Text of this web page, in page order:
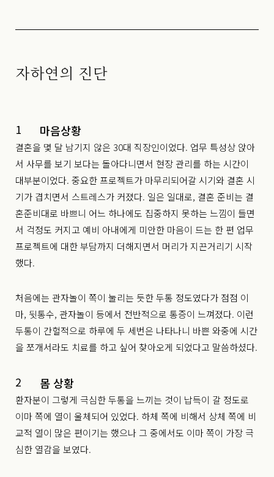
자하연의 진단
1 마음상황
결혼을 몇 달 남기지 않은 30대 직장인이었다. 업무 특성상 앉아
서 사무를 보기 보다는 돌아다니면서 현장 관리를 하는 시간이
대부분이었다. 중요한 프로젝트가 마무리되어갈 시기와 결혼 시
기가 겹치면서 스트레스가 커졌다. 일은 일대로, 결혼 준비는 결
혼준비대로 바쁘니 어느 하나에도 집중하지 못하는 느낌이 들면
서 걱정도 커지고 예비 아내에게 미안한 마음이 드는 한 편 업무
프로젝트에 대한 부담까지 더해지면서 머리가 지끈거리기 시작
했다.
처음에는 관자놀이 쪽이 눌리는 듯한 두통 정도였다가 점점 이
마, 뒷통수, 관자놀이 등에서 전반적으로 통증이 느껴졌다. 이런
두통이 간헐적으로 하루에 두 세번은 나타나니 바쁜 와중에 시간
을 쪼개서라도 치료를 하고 싶어 찾아오게 되었다고 말씀하셨다.
2 몸 상황
환자분이 그렇게 극심한 두통을 느끼는 것이 납득이 갈 정도로
이마 쪽에 열이 울체되어 있었다. 하체 쪽에 비해서 상체 쪽에 비
교적 열이 많은 편이기는 했으나 그 중에서도 이마 쪽이 가장 극
심한 열감을 보였다.